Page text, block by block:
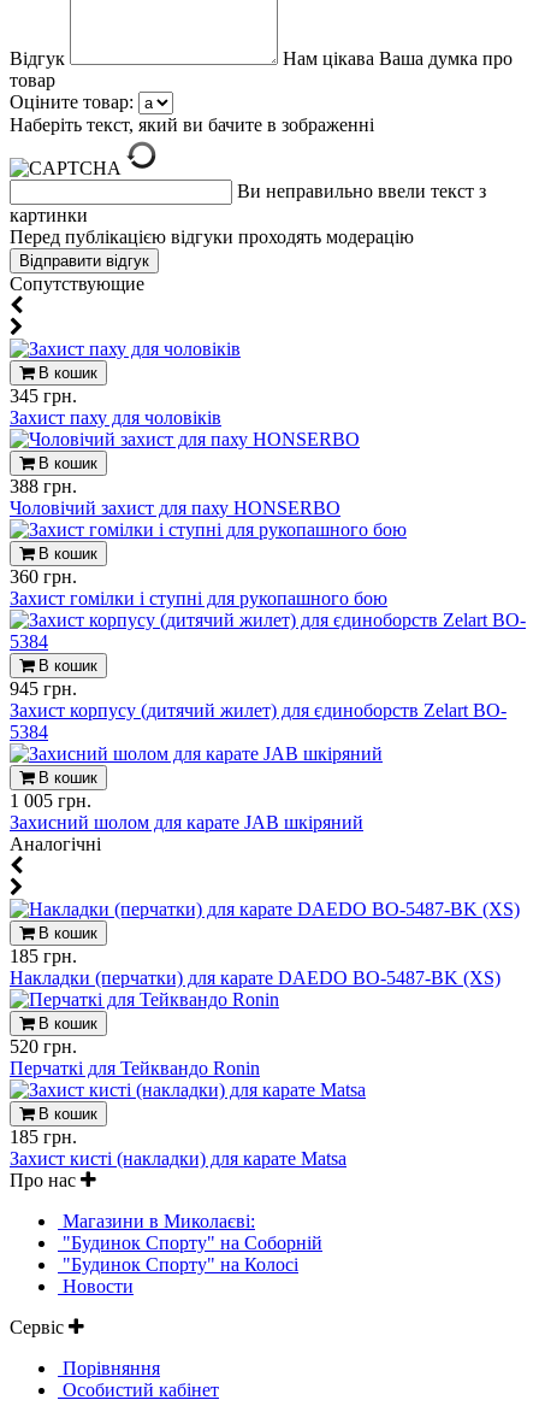
Відгук
Нам цікава Ваша думка про
товар
Оціните товар:
Наберіть текст, який ви бачите в зображенні
Ви неправильно ввели текст з
картинки
Перед публікацією відгуки проходять модерацію
Cопутствующие
В кошик
345 грн.
Захист паху для чоловіків
В кошик
388 грн.
Чоловічий захист для паху HONSERBO
В кошик
360 грн.
Захист гомілки і ступні для рукопашного бою
В кошик
945 грн.
Захист корпусу (дитячий жилет) для єдиноборств Zelart BO-
5384
В кошик
1 005 грн.
Захисний шолом для карате JAB шкіряний
Aналогічні
В кошик
185 грн.
Накладки (перчатки) для карате DAEDO BO-5487-BK (XS)
В кошик
520 грн.
Перчаткi для Тейквандо Ronin
В кошик
185 грн.
Захист кисті (накладки) для карате Matsa
Про нас
Магазини в Миколаєві:
"Будинок Спорту" на Соборній
"Будинок Спорту" на Колосі
Новости
Сервіс
Порівняння
Особистий кабінет